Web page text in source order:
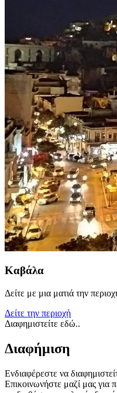
Καβάλα
Δείτε με μια ματιά την
Δείτε την περιοχή
Διαφημιστείτε εδώ..
Διαφήμιση
Ενδιαφέρεστε να
Επικοινωνήστε μαζί μας για